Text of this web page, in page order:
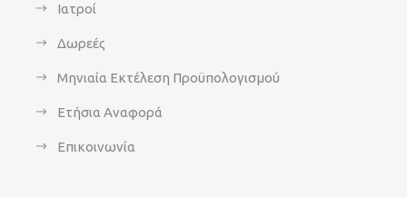
Ιατροί
Δωρεές
Μηνιαία Εκτέλεση Προϋπολογισμού
Ετήσια Αναφορά
Επικοινωνία